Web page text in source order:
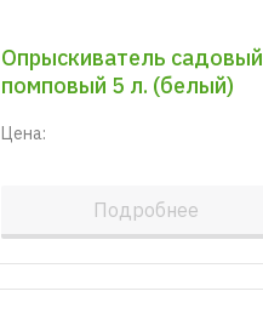
Опрыскиватель садовый
помповый 5 л. (белый)
Цена:
Подробнее